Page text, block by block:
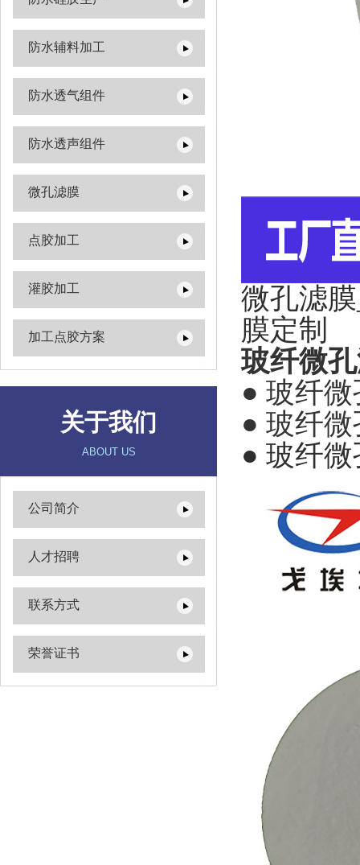
防水辅料加工
防水透气组件
防水透声组件
微孔滤膜
点胶加工
灌胶加工
加工点胶方案
关于我们
ABOUT US
公司简介
人才招聘
联系方式
荣誉证书
微孔滤
膜定制
玻纤微
● 玻纤
● 玻纤
● 玻纤